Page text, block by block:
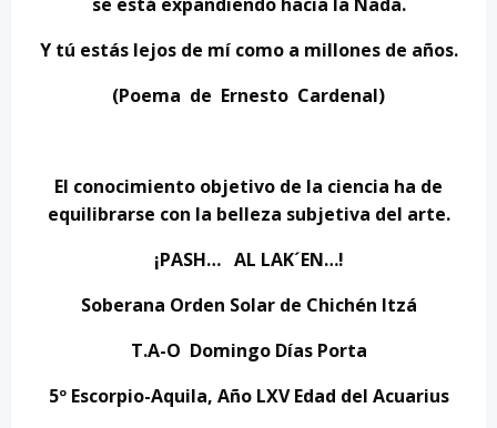
Y tú estás lejos de mí como a millones de años.
(Poema de Ernesto Cardenal)
El conocimiento objetivo de la ciencia ha de
equilibrarse con la belleza subjetiva del arte.
¡PASH… AL LAK´EN…!
Soberana Orden Solar de Chichén Itzá
T.A-O Domingo Días Porta
5º Escorpio-Aquila, Año LXV Edad del Acuarius